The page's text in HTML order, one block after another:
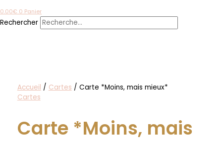
0.00€ 0 Panier
Rechercher
Accueil / Cartes / Carte *Moins, mais mieux*
Cartes
Carte *Moins, mais